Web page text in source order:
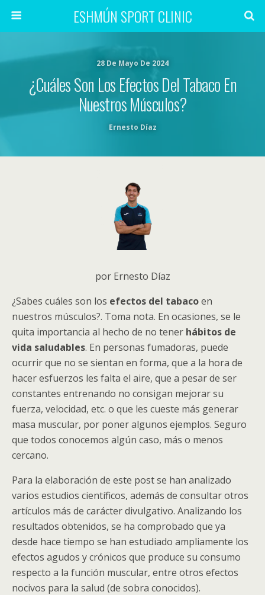
ESHMÚN SPORT CLINIC
28 De Mayo De 2024
¿Cuáles Son Los Efectos Del Tabaco En
Nuestros Músculos?
Ernesto Díaz
por Ernesto Díaz
¿Sabes cuáles son los efectos del tabacoen
nuestros músculos?. Toma nota. En ocasiones, se le
quita importancia al hecho de no tener hábitos de
vida saludables. En personas fumadoras, puede
ocurrir que no se sientan en forma, que a la hora de
hacer esfuerzos les falta el aire, que a pesar de ser
constantes entrenando no consigan mejorar su
fuerza, velocidad, etc. o que les cueste más generar
masa muscular, por poner algunos ejemplos. Seguro
que todos conocemos algún caso, más o menos
cercano.
Para la elaboración de este post se han analizado
varios estudios científicos, además de consultar otros
artículos más de carácter divulgativo. Analizando los
resultados obtenidos, se ha comprobado que ya
desde hace tiempo se han estudiado ampliamente los
efectos agudos y crónicos que produce su consumo
respecto a la función muscular, entre otros efectos
nocivos para la salud (de sobra conocidos).